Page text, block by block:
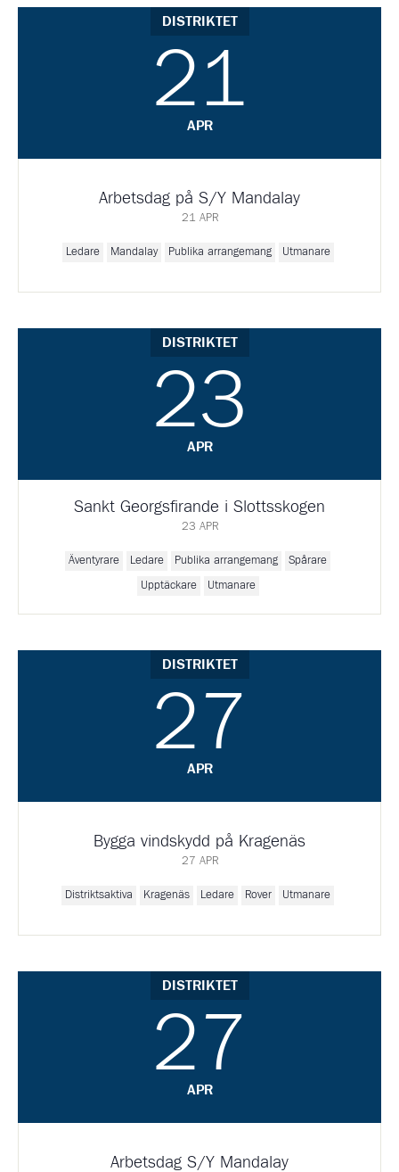
DISTRIKTET
21
APR
Arbetsdag på S/Y Mandalay
21 APR
Ledare Mandalay Publika arrangemang Utmanare
DISTRIKTET
23
APR
Sankt Georgsfirande i Slottsskogen
23 APR
Äventyrare Ledare Publika arrangemang Spårare
Upptäckare Utmanare
DISTRIKTET
27
APR
Bygga vindskydd på Kragenäs
27 APR
Distriktsaktiva Kragenäs Ledare Rover Utmanare
DISTRIKTET
27
APR
Arbetsdag S/Y Mandalay